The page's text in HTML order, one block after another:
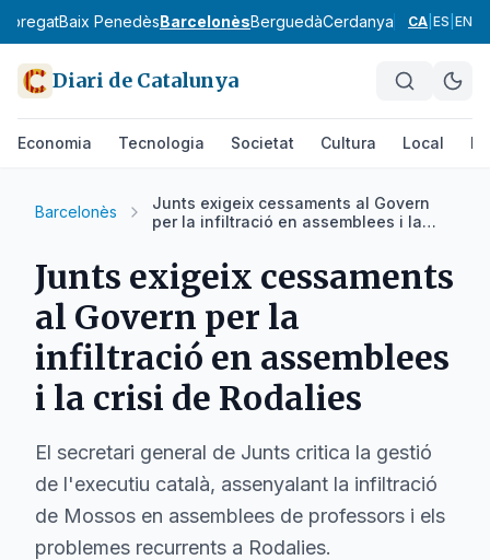
Baix PenedèsBarcelonèsBerguedàCerdanya Conca de
CA ES EN
Diari de Catalunya
Economia Tecnologia Societat Cultura Local
Barcelonès
Junts exigeix cessaments al Govern
per la infiltració en assemblees i la
Junts exigeix cessaments
al Govern per la
infiltració en assemblees
i la crisi de Rodalies
El secretari general de Junts critica la gestió
de l'executiu català, assenyalant la infiltració
de Mossos en assemblees de professors i els
problemes recurrents a Rodalies.